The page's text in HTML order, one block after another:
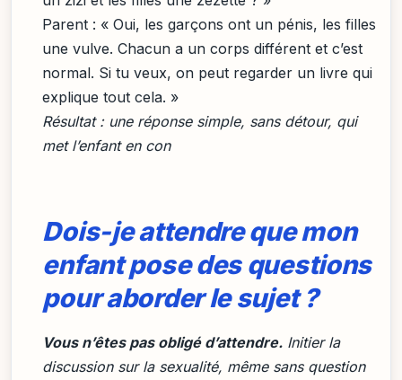
Parent : « Oui, les garçons ont un pénis, les filles
une vulve. Chacun a un corps différent et c’est
normal. Si tu veux, on peut regarder un livre qui
explique tout cela. »
Résultat : une réponse simple, sans détour, qui
met l’enfant en con
Dois-je attendre que mon
enfant pose des questions
pour aborder le sujet ?
Vous n’êtes pas obligé d’attendre. Initier la
discussion sur la sexualité, même sans question